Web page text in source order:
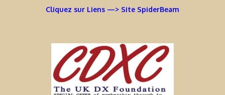
Cliquez sur Liens —> Site SpiderBeam